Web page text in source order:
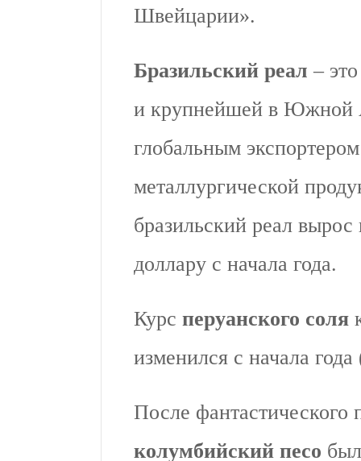
Швейцарии».
Бразильский реал –
и крупнейшей в Южной
глобальным
металлургической
бразильский реал
доллару с начала года.
Курс перуанского соля
изменился с начала
После фантастического
колумбийский песо